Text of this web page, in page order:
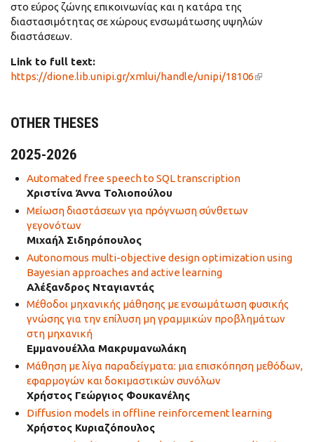
στο εύρος ζώνης επικοινωνίας και η κατάρα της
διαστασιμότητας σε χώρους ενσωμάτωσης υψηλών
διαστάσεων.
Link to full text:
https://dione.lib.unipi.gr/xmlui/handle/unipi/18106(link is
OTHER THESES
2025-2026
Automated free speech to SQL transcription
Χριστίνα Άννα Τολιοπούλου
Μείωση διαστάσεων για πρόγνωση σύνθετων
γεγονότων
Μιχαήλ Σιδηρόπουλος
Autonomous multi-objective design optimization using
Bayesian approaches and active learning
Αλέξανδρος Νταγιαντάς
Μέθοδοι μηχανικής μάθησης με ενσωμάτωση φυσικής
γνώσης για την επίλυση μη γραμμικών προβλημάτων
στη μηχανική
Εμμανουέλλα Μακρυμανωλάκη
Μάθηση με λίγα παραδείγματα: μια επισκόπηση μεθόδων,
εφαρμογών και δοκιμαστικών συνόλων
Χρήστος Γεώργιος Φουκανέλης
Diffusion models in offline reinforcement learning
Χρήστος Κυριαζόπουλος